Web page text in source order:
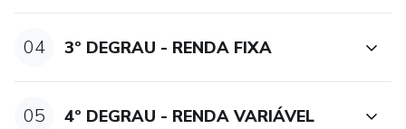
04 3º DEGRAU - RENDA FIXA
05 4º DEGRAU - RENDA VARIÁVEL